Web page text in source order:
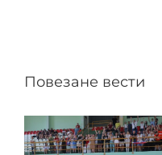
Повезане вести